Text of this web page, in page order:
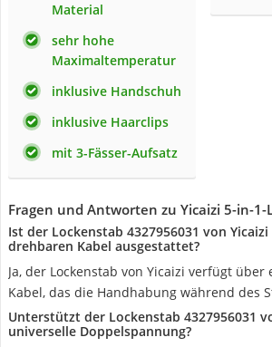
Material
sehr hohe
Maximaltemperatur
inklusive Handschuh
inklusive Haarclips
mit 3-Fässer-Aufsatz
Fragen und Antworten zu Yicaizi 5-in-1-
Ist der Lockenstab 4327956031 von
drehbaren Kabel ausgestattet?
Ja, der Lockenstab von Yicaizi verfügt über
Kabel, das die Handhabung während des
Unterstützt der Lockenstab 4327956031
universelle Doppelspannung?